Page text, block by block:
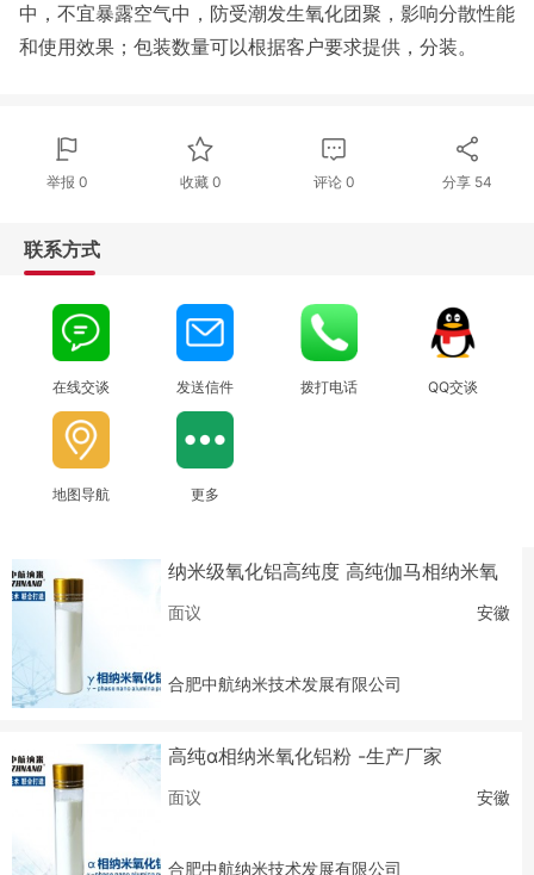
中，不宜暴露空气中，防受潮发生氧化团聚，影响分散性能
和使用效果；包装数量可以根据客户要求提供，分装。
举报 0 收藏 0 评论 0 分享 54
联系方式
在线交谈 发送信件 拨打电话 QQ交谈
地图导航 更多
纳米级氧化铝高纯度 高纯伽马相纳米氧
面议 安徽
合肥中航纳米技术发展有限公司
高纯α相纳米氧化铝粉 -生产厂家
面议 安徽
合肥中航纳米技术发展有限公司